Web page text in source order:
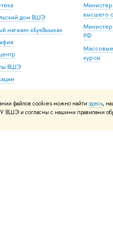
файлов cookies можно найти здесь,
ВШЭ и согласны с нашими правилами
дом ВШЭ
магазин «БукВышка»
ВШЭ
высшего
РФ
курсы